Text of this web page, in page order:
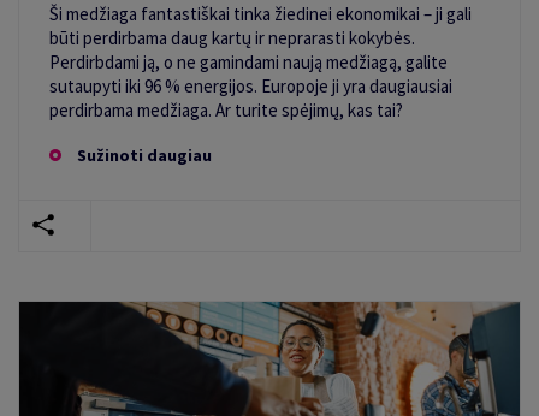
Ši medžiaga fantastiškai tinka žiedinei ekonomikai – ji gali
būti perdirbama daug kartų ir neprarasti kokybės.
Perdirbdami ją, o ne gamindami naują medžiagą, galite
sutaupyti iki 96 % energijos. Europoje ji yra daugiausiai
perdirbama medžiaga. Ar turite spėjimų, kas tai?
Sužinoti daugiau